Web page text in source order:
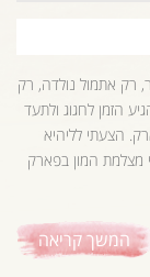
רק אתמול נולדה, רק
הזמן לחגוג ולתעד
הצעתי לליהיא
מצלמת המון בפארק
המשך קריאה